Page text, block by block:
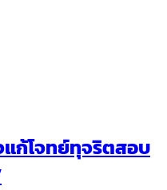
ก้โจทย์ทุจริตสอบ